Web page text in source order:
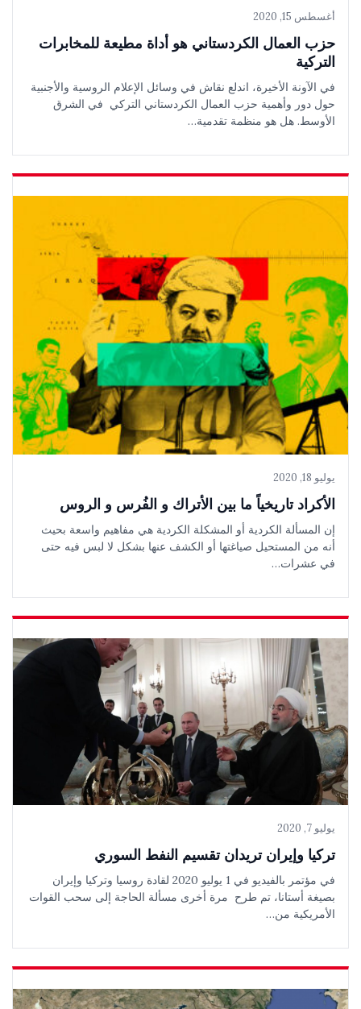
أغسطس 15, 2020
حزب العمال الكردستاني هو أداة مطيعة للمخابرات
التركية
في الآونة الأخيرة، اندلع نقاش في وسائل الإعلام الروسية والأجنبية
حول دور وأهمية حزب العمال الكردستاني التركي في الشرق
الأوسط. هل هو منظمة تقدمية…
يوليو 18, 2020
الأكراد تاريخياً ما بين الأتراك و الفُرس و الروس
إن المسألة الكردية أو المشكلة الكردية هي مفاهيم واسعة بحيث
أنه من المستحيل صياغتها أو الكشف عنها بشكل لا لبس فيه حتى
في عشرات…
يوليو 7, 2020
تركيا وإيران تريدان تقسيم النفط السوري
في مؤتمر بالفيديو في 1 يوليو 2020 لقادة روسيا وتركيا وإيران
بصيغة أستانا، تم طرح مرة أخرى مسألة الحاجة إلى سحب القوات
الأمريكية من…